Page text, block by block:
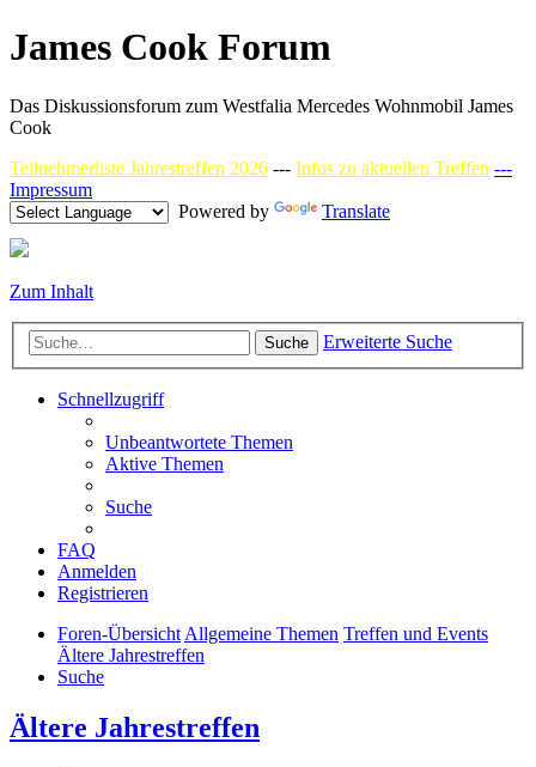
James Cook Forum
Das Diskussionsforum zum Westfalia Mercedes Wohnmobil James
Cook
Teilnehmerliste Jahrestreffen 2026 --- Infos zu aktuellen Treffen ---
Impressum
Powered by
Translate
Zum Inhalt
Suche Erweiterte Suche
Schnellzugriff
Unbeantwortete Themen
Aktive Themen
Suche
FAQ
Anmelden
Registrieren
Foren-ÜbersichtAllgemeine Themen Treffen und Events
Ältere Jahrestreffen
Suche
Ältere Jahrestreffen